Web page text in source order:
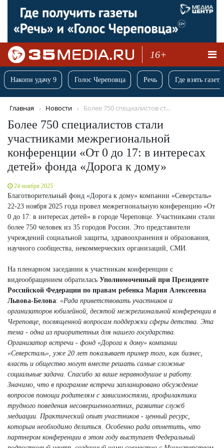
16+
Накопи удачу 9 Голос Череповца Речь Где взять
Главная Новости Более 750 специалистов ст...
Более 750 специалистов стали
участниками межрегиональной
конференции «От 0 до 17: в интересах
детей» фонда «Дорога к дому»
24 ноября 2025
Благотворительный фонд «Дорога к дому» компании «Северсталь»
22-23 ноября 2025 года провел межрегиональную конференцию «От
0 до 17: в интересах детей» в городе Череповце. Участниками стали
более 750 человек из 35 городов России. Это представители
учреждений социальной защиты, здравоохранения и образования,
научного сообщества, некоммерческих организаций, СМИ.
На пленарном заседании к участникам конференции с
видеообращением обратилась Уполномоченный при Президенте
Российской Федерации по правам ребенка Мария Алексеевна
Львова-Белова: «Рада приветствовать участников и
организаторов юбилейной, десятой межрегиональной конференции в
Череповце, посвященной вопросам поддержки сферы детства. Эта
тема - одна из приоритетных для нашего государства.
Организатор встречи - фонд «Дорога к дому» компании
«Северсталь», уже 20 лет показывает пример того, как бизнес,
власть и общество могут вместе решать самые сложные
социальные задачи. Спасибо за ваше неравнодушие и работу.
Значимо, что в программе встречи запланировано обсуждение
вопросов помощи родителям с зависимостями, профилактики
трудного поведения несовершеннолетних, развитие служб
медиации. Практический опыт участников - ценный ресурс,
которым необходимо делиться. Особенно рада отметить, что
партнером конференции в этом году выступает Федеральный